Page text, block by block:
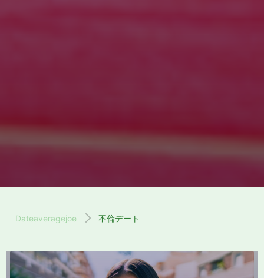
Dateaveragejoe 不倫デート